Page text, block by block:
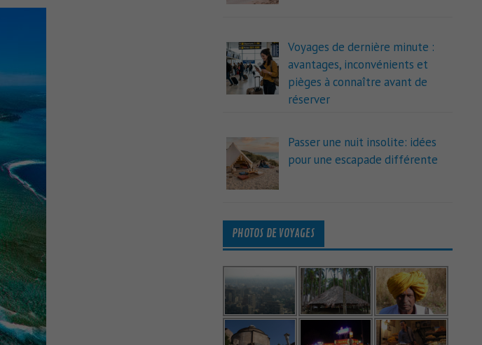
Voyages de dernière minute :
avantages, inconvénients et
pièges à connaître avant de
réserver
Passer une nuit insolite: idées
pour une escapade différente
PHOTOS DE VOYAGES